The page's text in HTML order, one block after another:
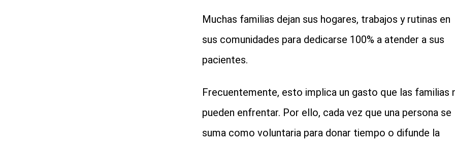
Muchas familias dejan sus hogares, trabajos y rutinas en
sus comunidades para dedicarse 100% a atender a sus
pacientes.
Frecuentemente, esto implica un gasto que las familias
pueden enfrentar. Por ello, cada vez que una persona se
suma como voluntaria para donar tiempo o difunde la